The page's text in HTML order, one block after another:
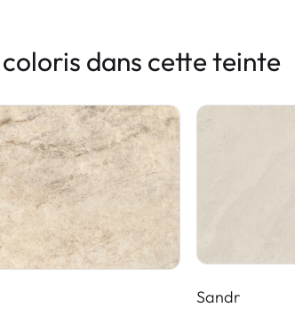
coloris dans cette teinte
Sandr